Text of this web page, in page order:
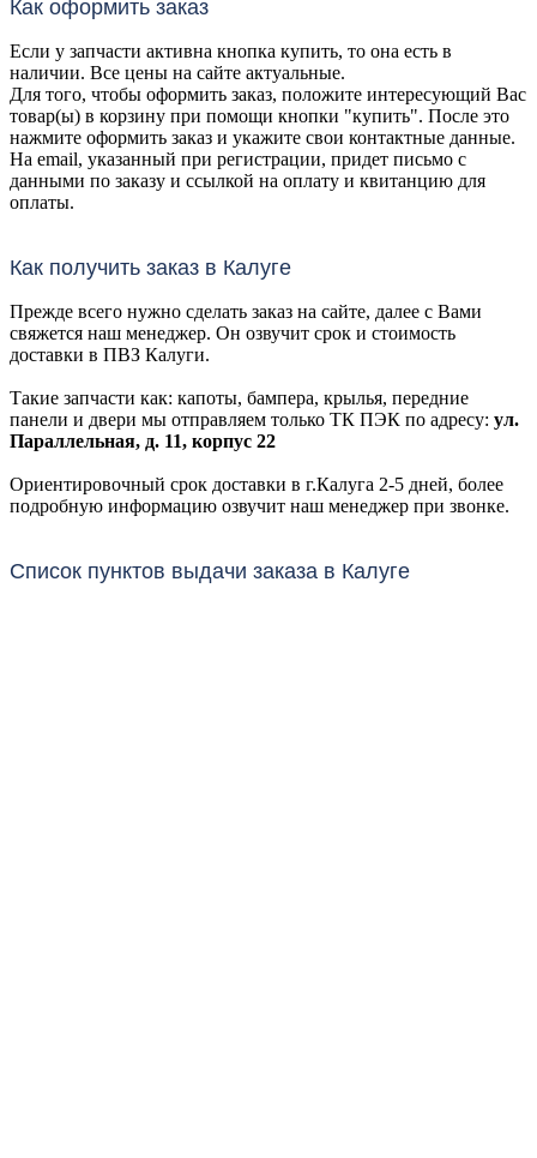
Как оформить заказ
Если у запчасти активна кнопка купить, то она есть в
наличии. Все цены на сайте актуальные.
Для того, чтобы оформить заказ, положите интересующий Вас
товар(ы) в корзину при помощи кнопки "купить". После это
нажмите оформить заказ и укажите свои контактные данные.
На email, указанный при регистрации, придет письмо с
данными по заказу и ссылкой на оплату и квитанцию для
оплаты.
Как получить заказ в Калуге
Прежде всего нужно сделать заказ на сайте, далее с Вами
свяжется наш менеджер. Он озвучит срок и стоимость
доставки в ПВЗ Калуги.
Такие запчасти как: капоты, бампера, крылья, передние
панели и двери мы отправляем только ТК ПЭК по адресу: ул.
Параллельная, д. 11, корпус 22
Ориентировочный срок доставки в г.Калуга 2-5 дней, более
подробную информацию озвучит наш менеджер при звонке.
Список пунктов выдачи заказа в Калуге